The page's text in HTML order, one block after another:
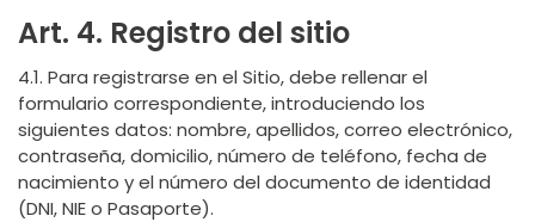
Art. 4. Registro del sitio
4.1. Para registrarse en el Sitio, debe rellenar el
formulario correspondiente, introduciendo los
siguientes datos: nombre, apellidos, correo electrónico,
contraseña, domicilio, número de teléfono, fecha de
nacimiento y el número del documento de identidad
(DNI, NIE o Pasaporte).